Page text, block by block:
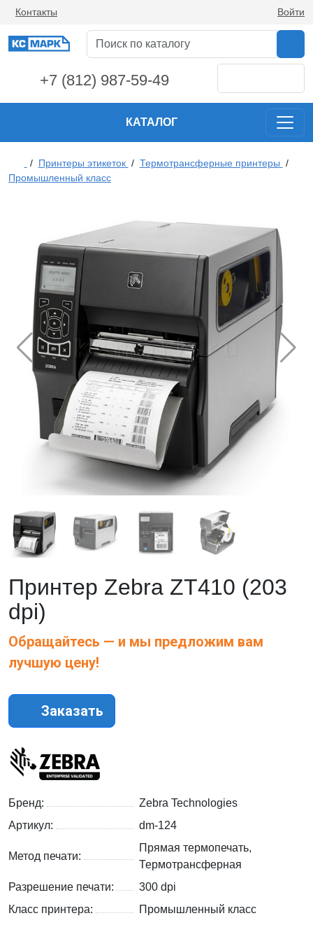
Контакты Войти
+7 (812) 987-59-49
КАТАЛОГ
/ Принтеры этикеток / Термотрансферные принтеры /
Промышленный класс
Принтер Zebra ZT410 (203
dpi)
Обращайтесь — и мы предложим вам
лучшую цену!
Заказать
Бренд:
Zebra Technologies
Артикул:
dm-124
Метод печати:
Прямая термопечать,
Термотрансферная
Разрешение печати:
300 dpi
Класс принтера:
Промышленный класс